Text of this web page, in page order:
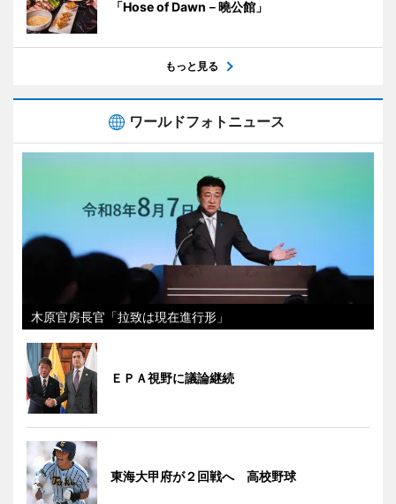
「Hose of Dawn－曉公館」
もっと見る
ワールドフォトニュース
木原官房長官「拉致は現在進行形」
ＥＰＡ視野に議論継続
東海大甲府が２回戦へ 高校野球